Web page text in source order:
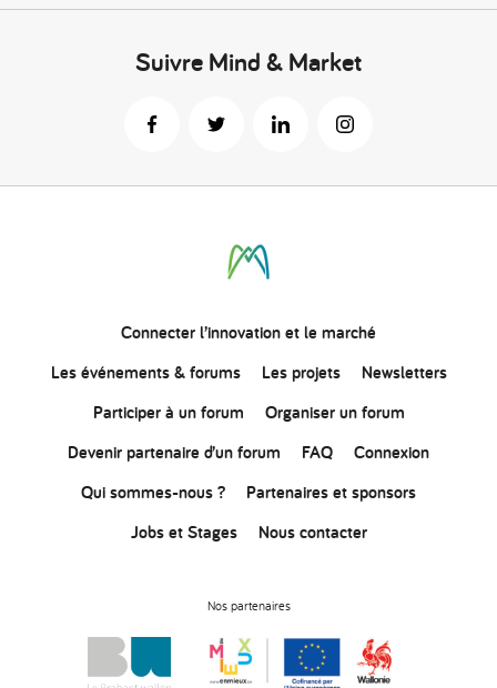
Suivre Mind & Market
Connecterl’innovationet le marché
Les événements & forums
Les projets
Newsletters
Participer à un forum
Organiser un forum
Devenir partenaire d’un forum
FAQ
Connexion
Qui sommes-nous ?
Partenaires et sponsors
Jobs et Stages
Nous contacter
Nos partenaires